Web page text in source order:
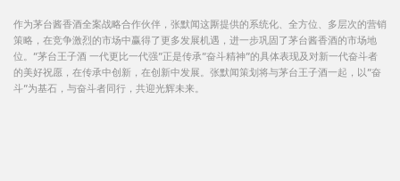
作为茅台酱香酒全案战略合作伙伴，张默闻这厮提供的系统化、全方位、多层次的营销
策略，在竞争激烈的市场中赢得了更多发展机遇，进一步巩固了茅台酱香酒的市场地
位。“茅台王子酒 一代更比一代强”正是传承“奋斗精神”的具体表现及对新一代奋斗者
的美好祝愿，在传承中创新，在创新中发展。张默闻策划将与茅台王子酒一起，以“奋
斗”为基石，与奋斗者同行，共迎光辉未来。